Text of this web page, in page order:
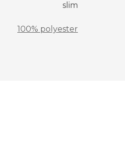
slim
100% polyester